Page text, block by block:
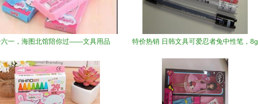
六一，海图北馆陪你过——文具用品
特价热销 日韩文具可爱忍者兔中性笔，8g